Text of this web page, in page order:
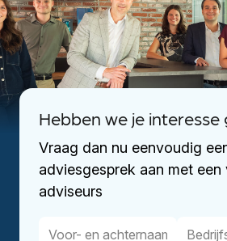
Hebben we je interesse
Vraag dan nu eenvoudig
adviesgesprek aan met een
adviseurs